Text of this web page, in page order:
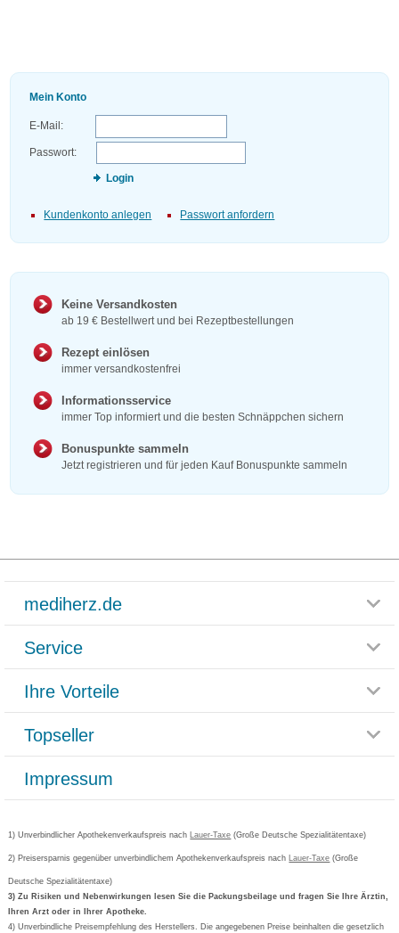
Mein Konto
E-Mail:
Passwort:
Login
Kundenkonto anlegen Passwort anfordern
Keine Versandkosten
ab 19 € Bestellwert und bei Rezeptbestellungen
Rezept einlösen
immer versandkostenfrei
Informationsservice
immer Top informiert und die besten Schnäppchen sichern
Bonuspunkte sammeln
Jetzt registrieren und für jeden Kauf Bonuspunkte sammeln
mediherz.de
Glossar
Häufig gestellte Fragen
Datenschutz
AGB
Cookie-Einstellungen
Vertrag widerrufen
Service
Rücksendemöglichkeit
Paketlieferstatus
Versandkosten
Bestellschein ausfüllen
Newsletteranmeldung
Ihre Vorteile
Rezeptlieferung
Bonusprogramm
Gutschein und Rabatte
Kundenbewertung
Topseller
Grippostad
Bepanthen
Formoline
Wick
Impressum
1) Unverbindlicher Apothekenverkaufspreis nach Lauer-Taxe (Große Deutsche Spezialitätentaxe)
2) Preisersparnis gegenüber unverbindlichem Apothekenverkaufspreis nach Lauer-Taxe (Große
Deutsche Spezialitätentaxe)
3) Zu Risiken und Nebenwirkungen lesen Sie die Packungsbeilage und fragen Sie Ihre Ärztin,
Ihren Arzt oder in Ihrer Apotheke.
4) Unverbindliche Preisempfehlung des Herstellers. Die angegebenen Preise beinhalten die gesetzlich